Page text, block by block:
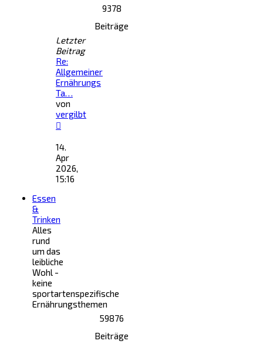
9378
Beiträge
Letzter
Beitrag
Re:
Allgemeiner
Ernährungs
Ta…
von
vergilbt
Beitrag
14.
Apr
2026,
15:16
Essen
&
Trinken
Alles
rund
um das
leibliche
Wohl -
keine
sportartenspezifische
Ernährungsthemen
59876
Beiträge